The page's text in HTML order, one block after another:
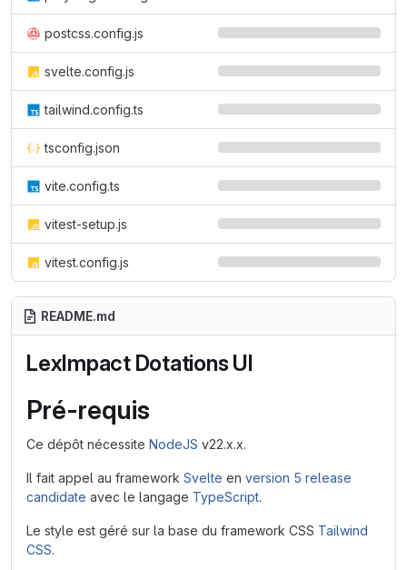
postcss.config.js
svelte.config.js
tailwind.config.ts
tsconfig.json
vite.config.ts
vitest-setup.js
vitest.config.js
README.md
LexImpact Dotations UI
Pré-requis
Ce dépôt nécessite NodeJS v22.x.x.
Il fait appel au framework Svelte en version 5 release
candidate avec le langage TypeScript.
Le style est géré sur la base du framework CSS Tailwind
CSS.